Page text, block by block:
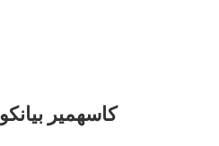
كاسهمير